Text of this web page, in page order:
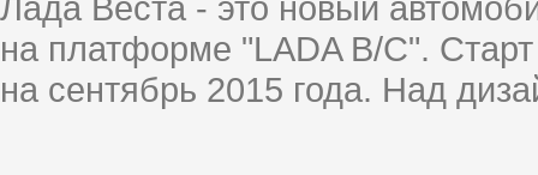
на платформе "LADA B/C".
на сентябрь 2015 года. Над